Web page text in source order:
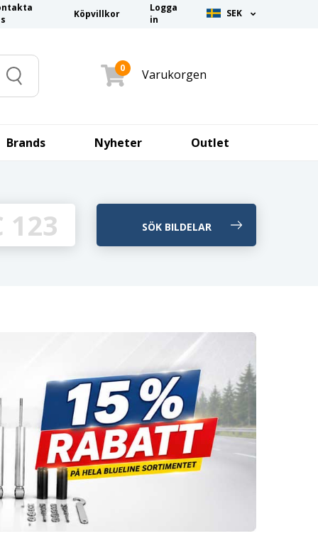
Köpvillkor
Logga
in
SEK
Search
0 Varukorgen
Brands Nyheter Outlet